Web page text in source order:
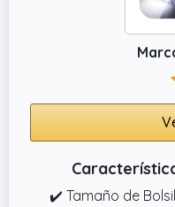
✔️ Tamaño de